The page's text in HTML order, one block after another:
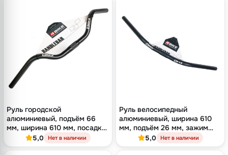
Руль городской
алюминиевый, подъём 66
мм, ширина 610 мм, посадка
25.4 мм, чёрный
5,0 Нет в наличии
Руль велосипедный
алюминиевый, ширина 610
мм, подъём 26 мм, зажим
25.4 мм, чёрный
5,0 Нет в наличии